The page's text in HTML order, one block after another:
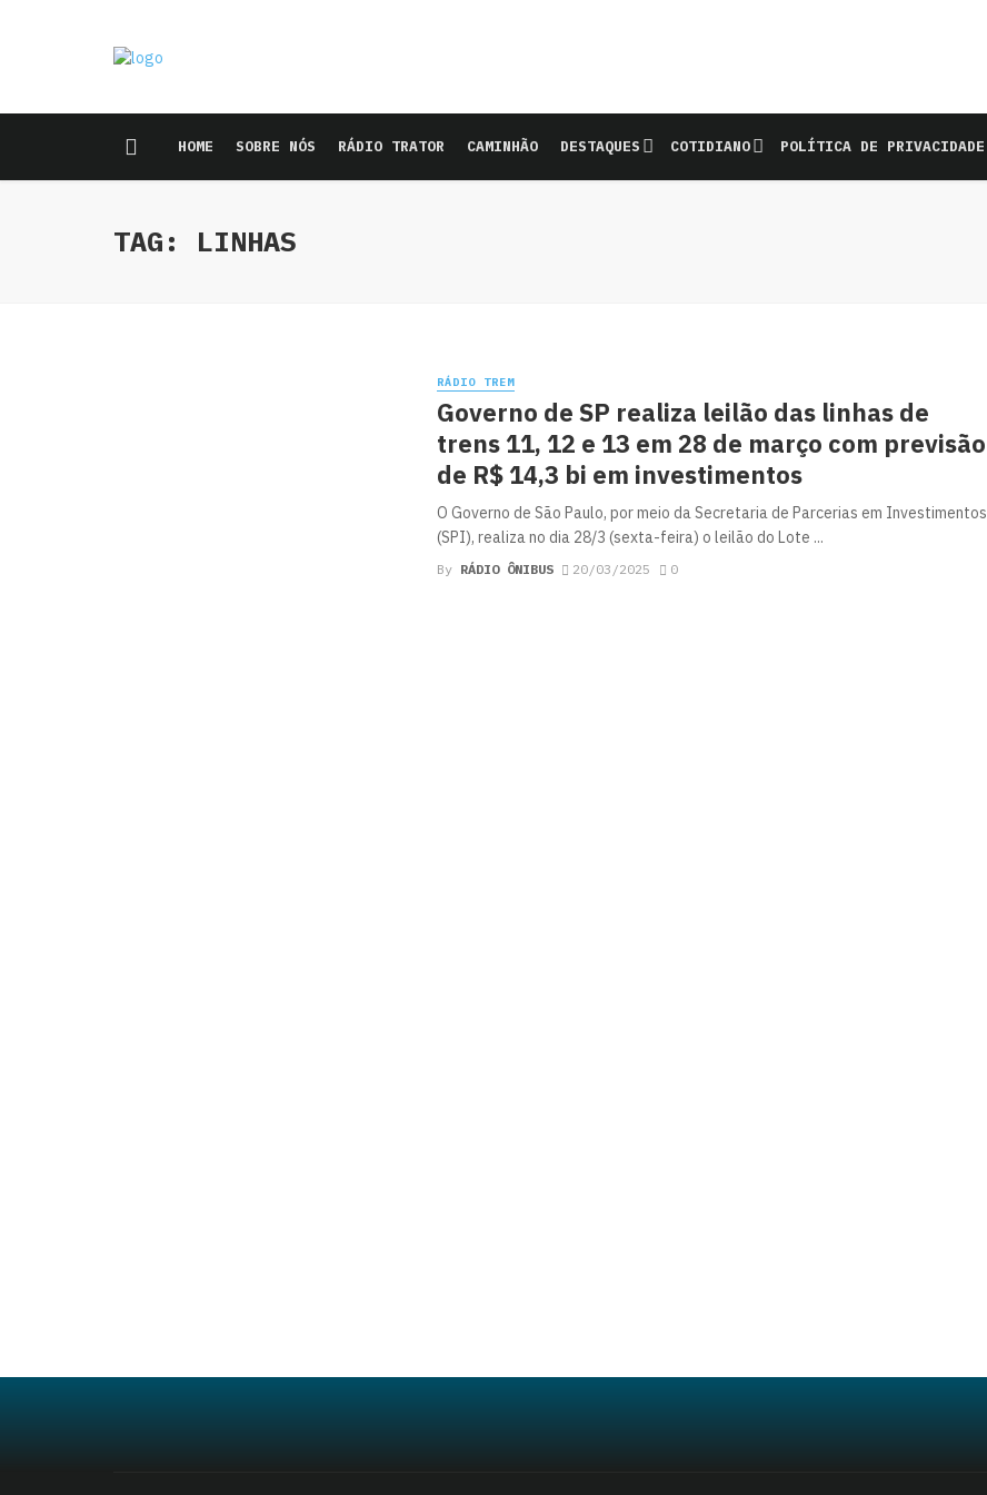
HOME SOBRE NÓS RÁDIO TRATOR CAMINHÃO DESTAQUES COTIDIANO POLÍTICA DE PRIVACIDADE
TAG: LINHAS
RÁDIO TREM
Governo de SP realiza leilão das linhas de
trens 11, 12 e 13 em 28 de março com previsão
de R$ 14,3 bi em investimentos
O Governo de São Paulo, por meio da Secretaria de Parcerias em Investimentos
(SPI), realiza no dia 28/3 (sexta-feira) o leilão do Lote ...
By RÁDIO ÔNIBUS 20/03/2025 0